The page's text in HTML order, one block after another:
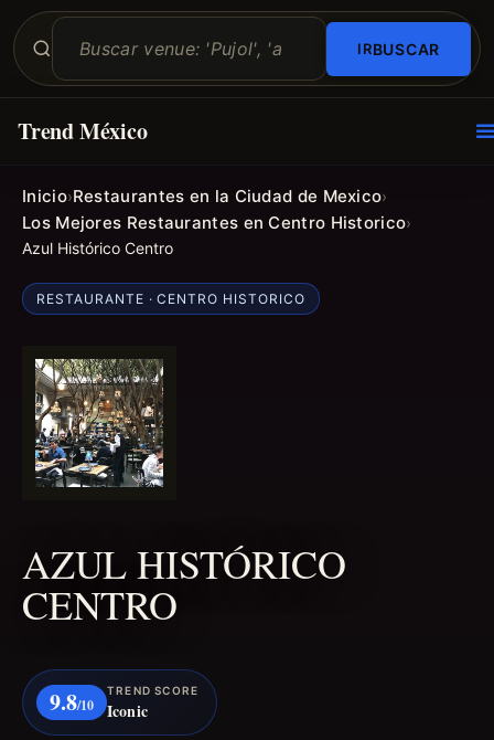
BUSCAR
Trend México
Inicio›Restaurantes en la Ciudad de Mexico›
Los Mejores Restaurantes en Centro Historico›
Azul Histórico Centro
RESTAURANTE · CENTRO HISTORICO
AZUL HISTÓRICO
CENTRO
9.8/10
TREND SCORE
Iconic